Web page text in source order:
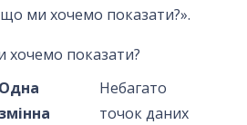
ми хочемо показати?».
показати?
Одна
Небагато
точок даних